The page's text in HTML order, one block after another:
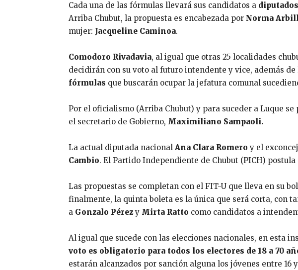
Cada una de las fórmulas llevará sus candidatos a
Arriba Chubut, la propuesta es encabezada por Norma
mujer: Jacqueline Caminoa.
Comodoro Rivadavia, al igual que otras 25 localidades
decidirán con su voto al futuro intendente y vice, además
fórmulas que buscarán ocupar la jefatura comunal
Por el oficialismo (Arriba Chubut) y para suceder a Luque
el secretario de Gobierno, Maximiliano Sampaoli.
La actual diputada nacional Ana Clara Romero y el
Cambio. El Partido Independiente de Chubut (PICH) postula
Las propuestas se completan con el FIT-U que lleva en su
finalmente, la quinta boleta es la única que será corta, con
a Gonzalo Pérezy Mirta Ratto como candidatos a
Al igual que sucede con las elecciones nacionales, en esta
voto es obligatorio para todos los electores de 18 a 70
estarán alcanzados por sanción alguna los jóvenes entre 16